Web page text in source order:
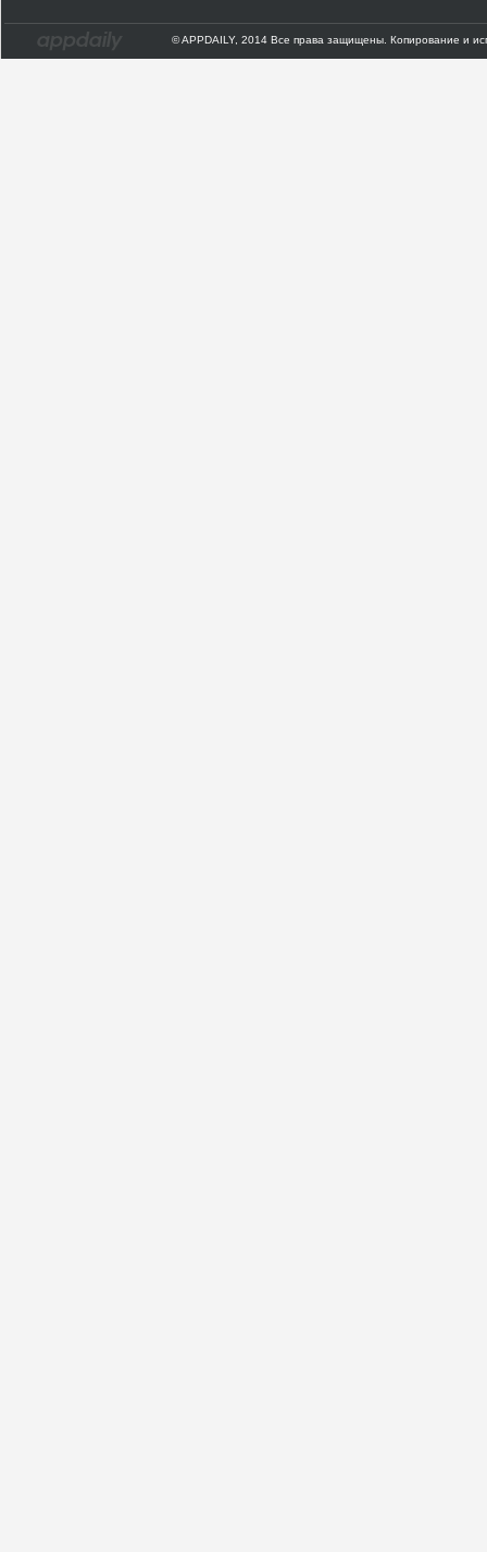
© APPDAILY, 2014 Все права защищены. Копирование и